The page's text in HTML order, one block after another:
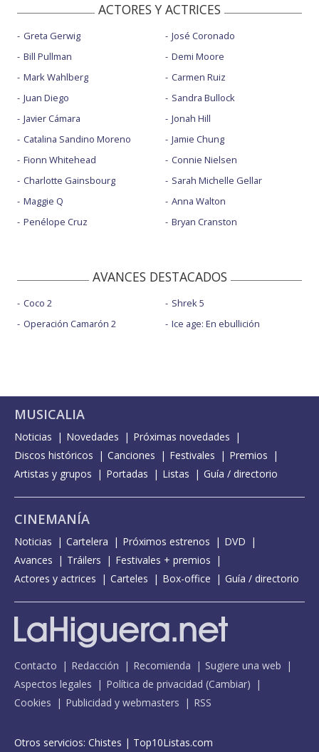
ACTORES Y ACTRICES
Greta Gerwig
Bill Pullman
Mark Wahlberg
Juan Diego
Javier Cámara
Catalina Sandino Moreno
Fionn Whitehead
Charlotte Gainsbourg
Maggie Q
Penélope Cruz
José Coronado
Demi Moore
Carmen Ruiz
Sandra Bullock
Jonah Hill
Jamie Chung
Connie Nielsen
Sarah Michelle Gellar
Anna Walton
Bryan Cranston
AVANCES DESTACADOS
Coco 2
Operación Camarón 2
Shrek 5
Ice age: En ebullición
MUSICALIA
Noticias Novedades
Próximas novedades
Discos históricos
Canciones Festivales
Premios
Artistas y grupos
Portadas Listas Guía / directorio
CINEMANÍA
Noticias Cartelera Próximos estrenos
DVD
Avances
Tráilers
Festivales + premios
Actores y actrices
Carteles Box-office Guía / directorio
Contacto Redacción Recomienda
Sugiere una web
Aspectos legales
Política de privacidad (Cambiar)
Cookies
Publicidad y webmasters RSS
Otros servicios: Chistes | Top10Listas.com